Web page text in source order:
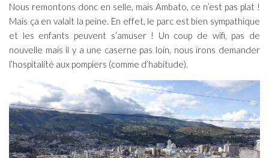
Nous remontons donc en selle, mais Ambato, ce n’est pas plat !
Mais ça en valait la peine. En effet, le parc est bien sympathique
et les enfants peuvent s’amuser ! Un coup de wifi, pas de
nouvelle mais il y a une caserne pas loin, nous irons demander
l’hospitalité aux pompiers (comme d’habitude).